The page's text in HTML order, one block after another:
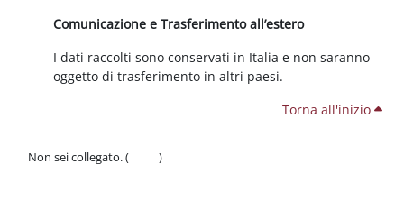
Comunicazione e Trasferimento all’estero
I dati raccolti sono conservati in Italia e non saranno
oggetto di trasferimento in altri paesi.
Torna all'inizio
Non sei collegato. (
)